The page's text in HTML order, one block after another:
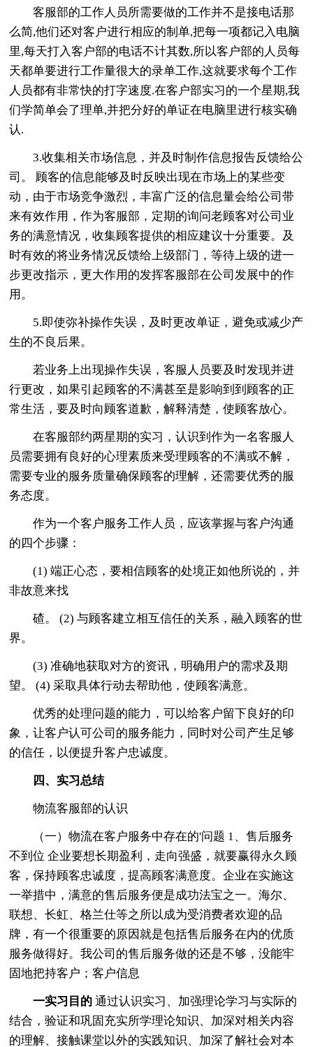
客服部的工作人员所需要做的工作并不是接电话那
么简,他们还对客户进行相应的制单,把每一项都记入电脑
里,每天打入客户部的电话不计其数,所以客户部的人员每
天都单要进行工作量很大的录单工作,这就要求每个工作
人员都有非常快的打字速度.在客户部实习的一个星期,我
们学简单会了理单,并把分好的单证在电脑里进行核实确
认.
3.收集相关市场信息，并及时制作信息报告反馈给公
司。 顾客的信息能够及时反映出现在市场上的某些变
动，由于市场竞争激烈，丰富广泛的信息量会给公司带
来有效作用，作为客服部，定期的询问老顾客对公司业
务的满意情况，收集顾客提供的相应建议十分重要。及
时有效的将业务情况反馈给上级部门，等待上级的进一
步更改指示，更大作用的发挥客服部在公司发展中的作
用。
5.即使弥补操作失误，及时更改单证，避免或减少产
生的不良后果。
若业务上出现操作失误，客服人员要及时发现并进
行更改，如果引起顾客的不满甚至是影响到到顾客的正
常生活，要及时向顾客道歉，解释清楚，使顾客放心。
在客服部约两星期的实习，认识到作为一名客服人
员需要拥有良好的心理素质来受理顾客的不满或不解，
需要专业的服务质量确保顾客的理解，还需要优秀的服
务态度。
作为一个客户服务工作人员，应该掌握与客户沟通
的四个步骤：
(1) 端正心态，要相信顾客的处境正如他所说的，并
非故意来找
碴。 (2) 与顾客建立相互信任的关系，融入顾客的世
界。
(3) 准确地获取对方的资讯，明确用户的需求及期
望。 (4) 采取具体行动去帮助他，使顾客满意。
优秀的处理问题的能力，可以给客户留下良好的印
象，让客户认可公司的服务能力，同时对公司产生足够
的信任，以便提升客户忠诚度。
四、实习总结
物流客服部的认识
（一）物流在客户服务中存在的'问题 1、售后服务
不到位 企业要想长期盈利，走向强盛，就要赢得永久顾
客，保持顾客忠诚度，提高顾客满意度。企业在实施这
一举措中，满意的售后服务便是成功法宝之一。海尔、
联想、长虹、格兰仕等之所以成为受消费者欢迎的品
牌，有一个很重要的原因就是包括售后服务在内的优质
服务做得好。我公司的售后服务做的还是不够，没能牢
固地把持客户；客户信息
一实习目的 通过认识实习、加强理论学习与实际的
结合，验证和巩固充实所学理论知识、加深对相关内容
的理解、接触课堂以外的实践知识、加深了解社会对本